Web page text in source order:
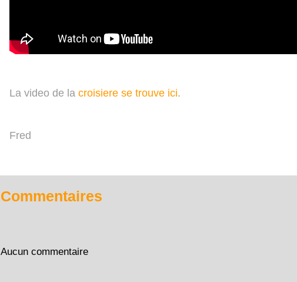
La video de la croisiere se trouve ici.
Fred
Commentaires
Aucun commentaire